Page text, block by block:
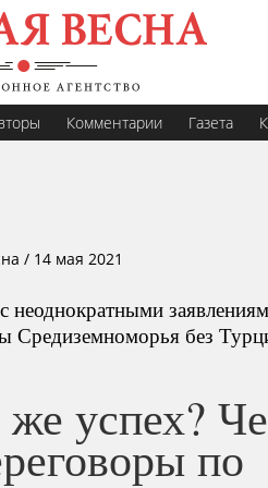
Комментарии Газета
/ 14 мая 2021
неоднократными
Средиземноморья без
успех?
по